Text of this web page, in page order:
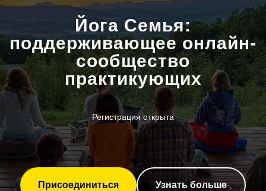
Йога Семья:
поддерживающее онлайн-
сообщество
практикующих
Регистрация открыта
Присоединиться Узнать больше